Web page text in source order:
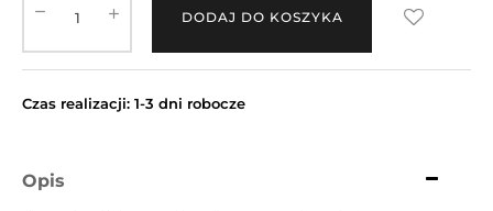
DODAJ DO KOSZYKA
Czas realizacji: 1-3 dni robocze
Opis